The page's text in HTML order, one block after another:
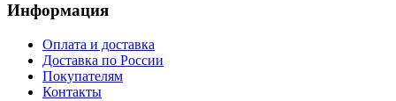
Информация
Оплата и доставка
Доставка по России
Покупателям
Контакты